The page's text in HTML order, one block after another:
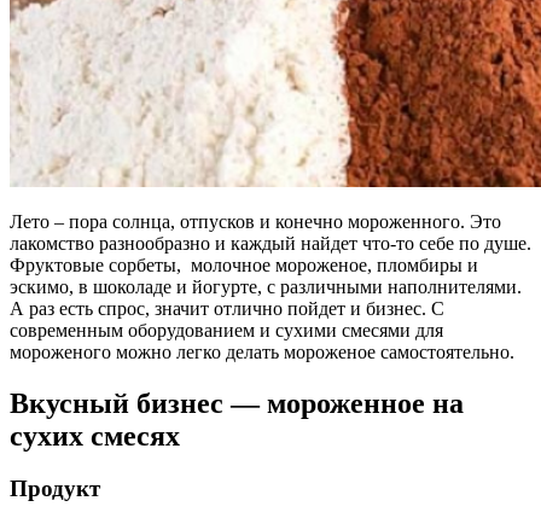
Лето – пора солнца, отпусков и конечно мороженного. Это
лакомство разнообразно и каждый найдет что-то себе по душе.
Фруктовые сорбеты, молочное мороженое, пломбиры и
эскимо, в шоколаде и йогурте, с различными наполнителями.
А раз есть спрос, значит отлично пойдет и бизнес. С
современным оборудованием и сухими смесями для
мороженого можно легко делать мороженое самостоятельно.
Вкусный бизнес — мороженное на
сухих смесях
Продукт